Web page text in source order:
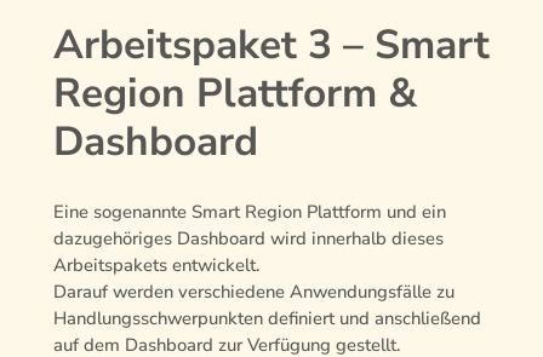
Arbeitspaket 3 – Smart
Region Plattform &
Dashboard
Eine sogenannte Smart Region Plattform und ein
dazugehöriges Dashboard wird innerhalb dieses
Arbeitspakets entwickelt.
Darauf werden verschiedene Anwendungsfälle zu
Handlungsschwerpunkten definiert und anschließend
auf dem Dashboard zur Verfügung gestellt.